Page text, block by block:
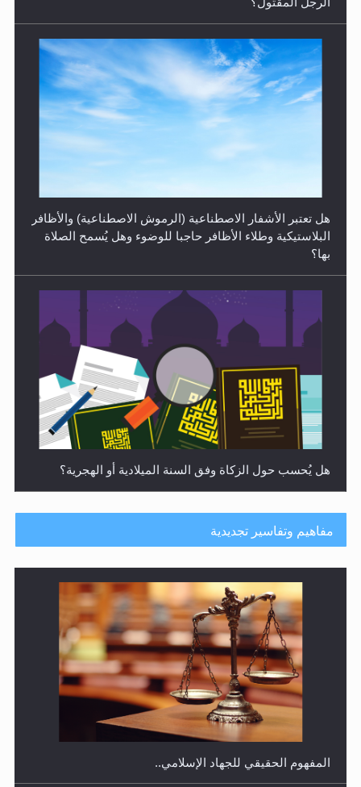
الهجرة: بحث عن الأمن والسلام في سبيل إرساء الأمن
هل تعتبر الأشفار الاصطناعية (الرموش الاصطناعية) والأظافر
البلاستيكية وطلاء الأظافر حاجبا للوضوء وهل يُسمح الصلاة
بها؟
هل يُحسب حول الزكاة وفق السنة الميلادية أو الهجرية؟
هل يجوز فتح مشروع كوافير نسائي للمحجبات وغير
المحجبات؟
مفاهيم وتفاسير تجديدية
المفهوم الحقيقي للجهاد الإسلامي..